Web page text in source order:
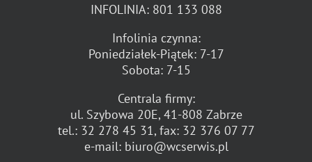
INFOLINIA: 801 133 088
Infolinia czynna:
Poniedziałek-Piątek: 7-17
Sobota: 7-15
Centrala firmy:
ul. Szybowa 20E, 41-808 Zabrze
tel.: 32 278 45 31, fax: 32 376 07 77
e-mail: biuro@wcserwis.pl